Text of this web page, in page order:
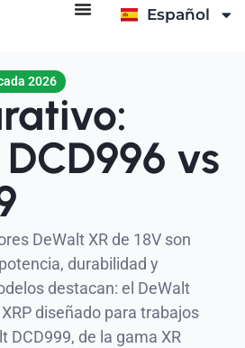
Español
Italiano
2026
vs
DeWalt XR de 18V son
durabilidad y
destacan: el DeWalt
diseñado para trabajos
DCD999, de la gama XR